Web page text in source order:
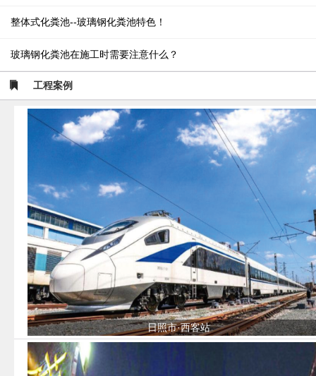
整体式化粪池--玻璃钢化粪池特色！
玻璃钢化粪池在施工时需要注意什么？
工程案例
日照市·西客站